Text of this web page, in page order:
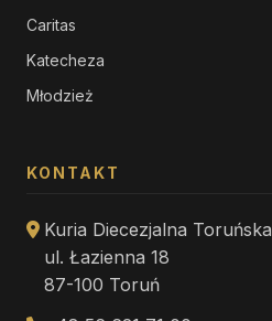
Caritas
Katecheza
Młodzież
KONTAKT
Kuria Diecezjalna Toruńska
ul. Łazienna 18
87-100 Toruń